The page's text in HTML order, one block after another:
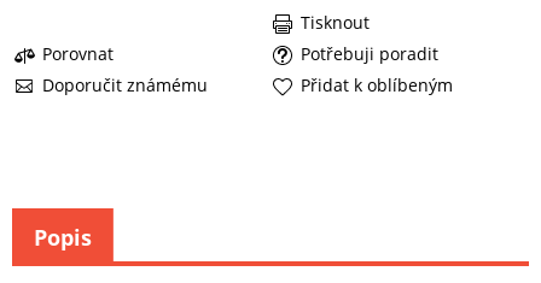
Porovnat
Potřebuji poradit
Doporučit známému
Tisknout
Přidat k oblíbeným
Popis